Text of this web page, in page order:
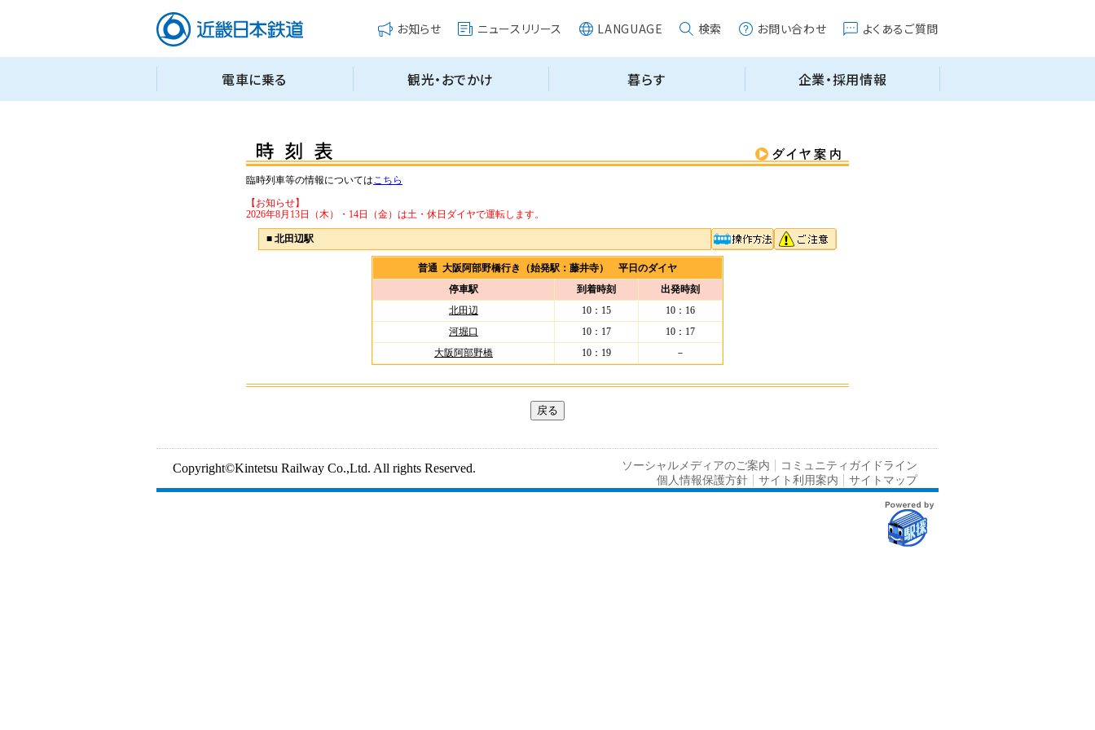
臨時列車等の情報についてはこちら
【お知らせ】
2026年8月13日（木）・14日（金）は土・休日ダイヤで運転します。
■ 北田辺駅
普通 大阪阿部野橋行き（始発駅：藤井寺） 平日のダイヤ
停車駅
到着時刻
出発時刻
北田辺
10：15
10：16
河堀口
10：17
10：17
大阪阿部野橋
10：19 －